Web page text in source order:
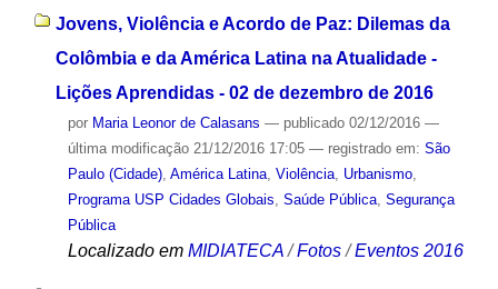
Jovens, Violência e Acordo de Paz: Dilemas da
Colômbia e da América Latina na Atualidade -
Lições Aprendidas - 02 de dezembro de 2016
por Maria Leonor de Calasans — publicado02/12/2016 —
última modificação21/12/2016 17:05 — registrado em: São
Paulo (Cidade), América Latina, Violência, Urbanismo,
Programa USP Cidades Globais Saúde Pública, Segurança
Pública
Localizado em MIDIATECA /Fotos /Eventos 2016